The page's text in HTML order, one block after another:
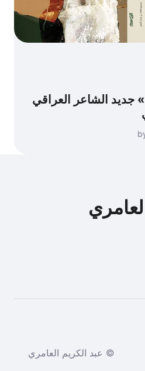
الشاعر العراقي
© عبد الكريم العامري